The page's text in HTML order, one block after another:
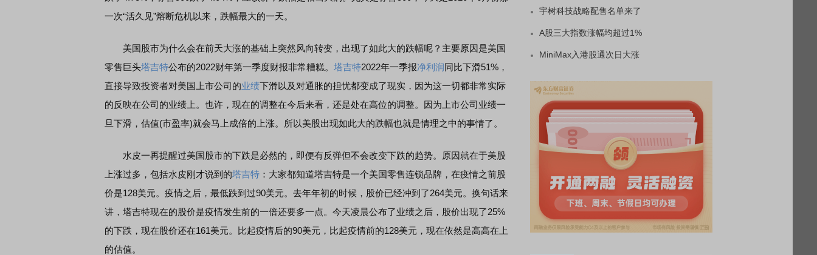
一次“活久见”熔断危机以来，跌幅最大的一天。
美国股市为什么会在前天大涨的基础上突然风向转变，出现了如此大的跌幅呢？主要原因是美国
零售巨头塔吉特公布的2022财年第一季度财报非常糟糕。 塔吉特2022年一季报净利润同比下滑51%，
直接导致投资者对美国上市公司的业绩下滑以及对通胀的担忧都变成了现实，因为这一切都非常实际
的反映在公司的业绩上。也许，现在的调整在今后来看，还是处在高位的调整。因为上市公司业绩一
旦下滑，估值(市盈率)就会马上成倍的上涨。所以美股出现如此大的跌幅也就是情理之中的事情了。
水皮一再提醒过美国股市的下跌是必然的，即便有反弹但不会改变下跌的趋势。原因就在于美股
上涨过多，包括水皮刚才说到的塔吉特 ：大家都知道塔吉特是一个美国零售连锁品牌，在疫情之前股
价是128美元。疫情之后，最低跌到过90美元。去年年初的时候，股价已经冲到了264美元。换句话来
讲，塔吉特现在的股价是疫情发生前的一倍还要多一点。今天凌晨公布了业绩之后，股价出现了25%
的下跌，现在股价还在161美元。比起疫情后的90美元，比起疫情前的128美元，现在依然是高高在上
的估值。
宇树科技战略配售名单来了
A股三大指数涨幅均超过1%
MiniMax入港股通次日大涨